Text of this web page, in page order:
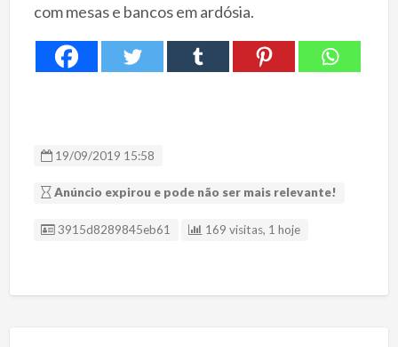
com mesas e bancos em ardósia.
19/09/2019 15:58
Anúncio expirou e pode não ser mais relevante!
ID Anúncio
3915d8289845eb61 169 visitas, 1 hoje